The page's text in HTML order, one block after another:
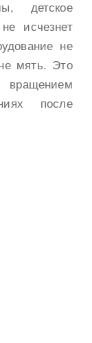
детское
исчезнет
не
мять. Это
после